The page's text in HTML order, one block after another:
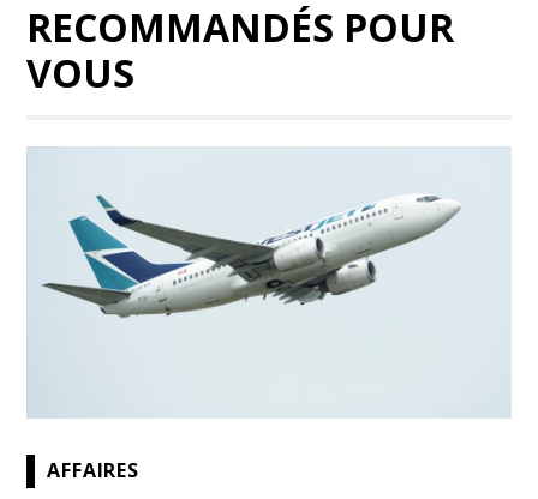
RECOMMANDÉS POUR
VOUS
AFFAIRES